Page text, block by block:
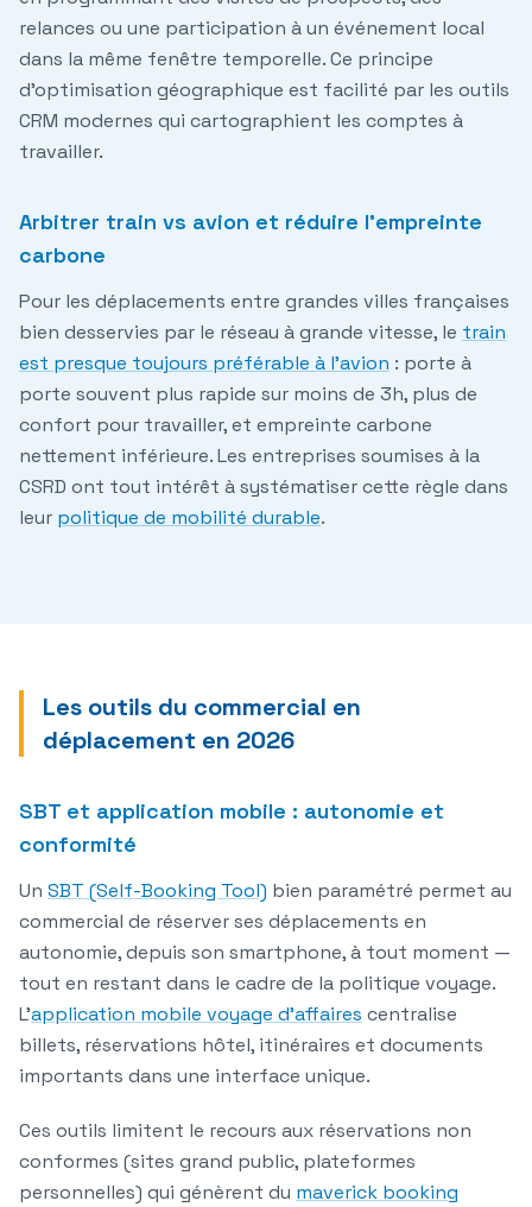
relances ou une participation à un événement local
dans la même fenêtre temporelle. Ce principe
d'optimisation géographique est facilité par les outils
CRM modernes qui cartographient les comptes à
travailler.
Arbitrer train vs avion et réduire l'empreinte
carbone
Pour les déplacements entre grandes villes françaises
bien desservies par le réseau à grande vitesse, le train
est presque toujours préférable à l'avion : porte à
porte souvent plus rapide sur moins de 3h, plus de
confort pour travailler, et empreinte carbone
nettement inférieure. Les entreprises soumises à la
CSRD ont tout intérêt à systématiser cette règle dans
leur politique de mobilité durable.
Les outils du commercial en
déplacement en 2026
SBT et application mobile : autonomie et
conformité
Un SBT (Self-Booking Tool) bien paramétré permet au
commercial de réserver ses déplacements en
autonomie, depuis son smartphone, à tout moment —
tout en restant dans le cadre de la politique voyage.
L'application mobile voyage d'affaires centralise
billets, réservations hôtel, itinéraires et documents
importants dans une interface unique.
Ces outils limitent le recours aux réservations non
conformes (sites grand public, plateformes
personnelles) qui génèrent du maverick booking